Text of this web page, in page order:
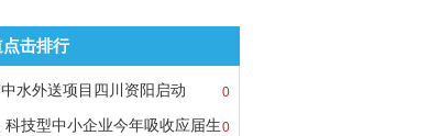
击排行
0
中水外送项目四川资阳启动
0
科技型中小企业今年吸收应届生